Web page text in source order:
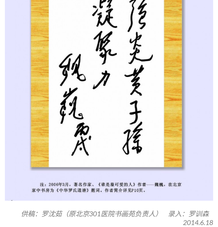
供稿：罗沈茹（原北京301医院书画苑负责人） 录入：罗训森
2014.6.18